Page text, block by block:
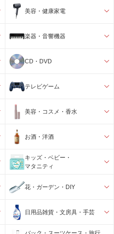
美容・健康家電
楽器・音響機器
CD・DVD
テレビゲーム
美容・コスメ・香水
お酒・洋酒
キッズ・ベビー・
マタニティ
花・ガーデン・DIY
日用品雑貨・文房具・手芸